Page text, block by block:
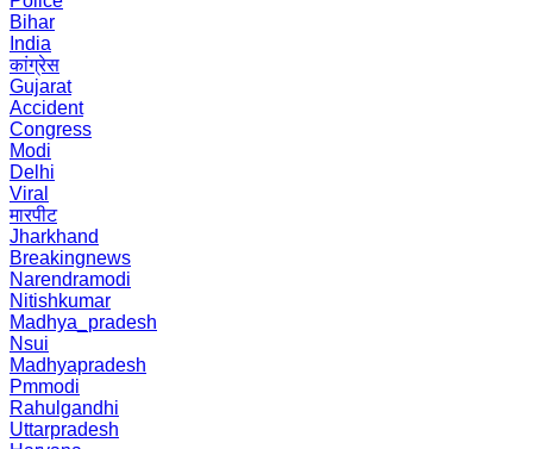
Bihar
India
कांग्रेस
Gujarat
Accident
Congress
Modi
Delhi
Viral
मारपीट
Jharkhand
Breakingnews
Narendramodi
Nitishkumar
Madhya_pradesh
Nsui
Madhyapradesh
Pmmodi
Rahulgandhi
Uttarpradesh